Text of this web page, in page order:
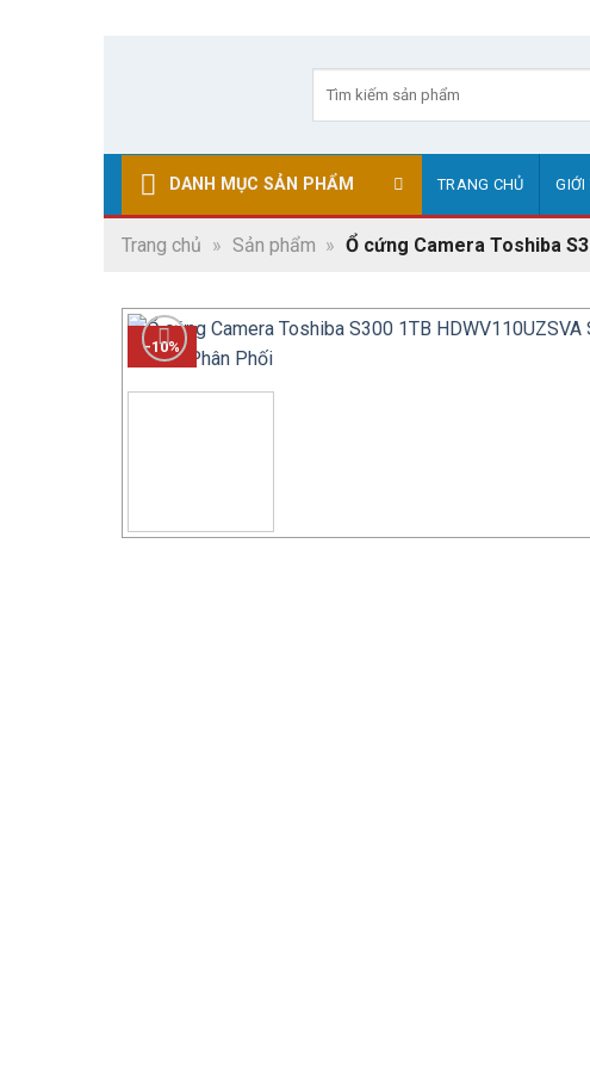
kiếm:
DANH MỤC SẢN PHẨM TRANG CHỦ GIỚI
Trang chủ » Sản phẩm » Ổ cứng Camera Toshiba
-10%